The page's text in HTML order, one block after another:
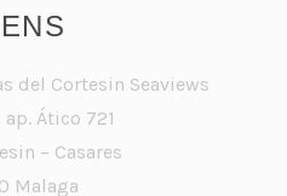
del Cortesin Seaviews
Ático 721
– Casares
Malaga